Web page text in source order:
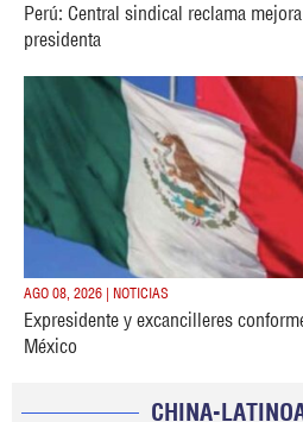
Perú: Central sindical reclama
presidenta
AGO 08, 2026 | NOTICIAS
Expresidente y excancilleres
México
CHINA-